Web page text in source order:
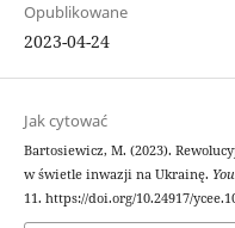
Opublikowane
2023-04-24
Jak cytować
Bartosiewicz, M. (2023).
w świetle inwazji na Ukrainę.
11. https://doi.org/10.24917/